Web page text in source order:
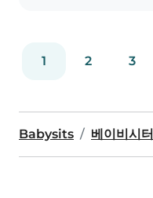
1 2 3
Babysits 베이비시터